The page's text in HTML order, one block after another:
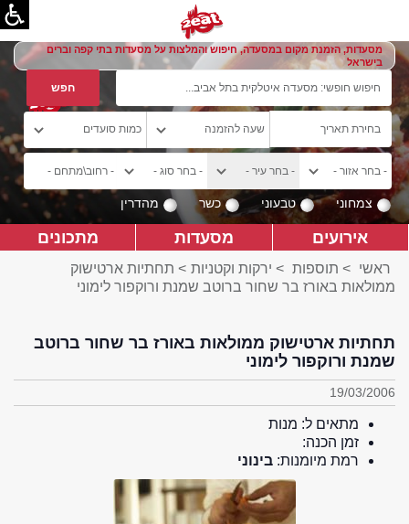
מסעדות, הזמנת מקום במסעדה, חיפוש והמלצות על מסעדות בתי קפה וברים
בישראל
צמחוני טבעוני כשר מהדרין
אירועים מסעדות מתכונים
ראשי > תוספות > ירקות וקטניות > תחתיות ארטישוק
ממולאות באורז בר שחור ברוטב שמנת ורוקפור לימוני
תחתיות ארטישוק ממולאות באורז בר שחור ברוטב
שמנת ורוקפור לימוני
19/03/2006
מתאים ל: מנות
זמן הכנה:
רמת מיומנות: בינוני